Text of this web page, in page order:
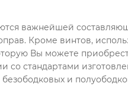
важнейшей
Кроме винтов,
Вы можете
со стандартами
безободковых и